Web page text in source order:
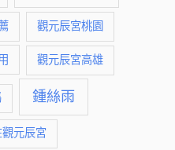
觀元辰宮桃園
觀元辰宮高雄
鍾絲雨
元辰宮